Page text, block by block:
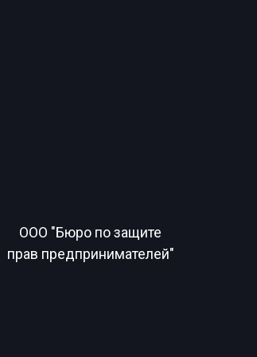
ООО "Бюро по защите
прав предпринимателей"